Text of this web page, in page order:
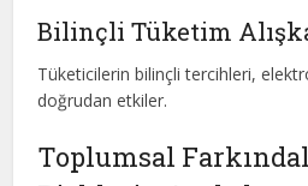
Bilinçli Tüketim
Tüketicilerin bilinçli tercihleri,
doğrudan etkiler.
Toplumsal